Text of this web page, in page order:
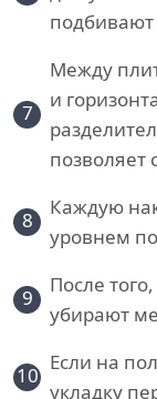
7
Между
и
8
Каждую
уровнем
9
После
убирают
10 Если на
укладку